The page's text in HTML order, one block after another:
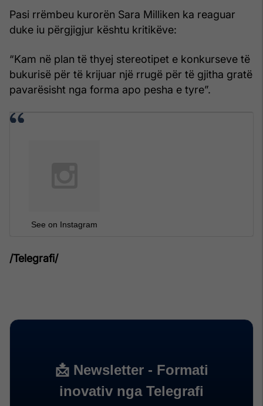
Pasi rrëmbeu kurorën Sara Milliken ka reaguar
duke iu përgjigjur kështu kritikëve:
“Kam në plan të thyej stereotipet e konkurseve të
bukurisë për të krijuar një rrugë për të gjitha gratë
pavarësisht nga forma apo pesha e tyre”.
See on Instagram
/Telegrafi/